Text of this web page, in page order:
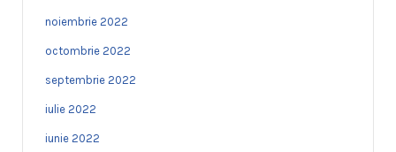
noiembrie 2022
octombrie 2022
septembrie 2022
iulie 2022
iunie 2022